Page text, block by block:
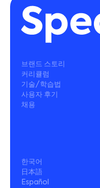
브랜드 스토리
커리큘럼
기술/학습법
사용자 후기
채용
한국어
日本語
Español